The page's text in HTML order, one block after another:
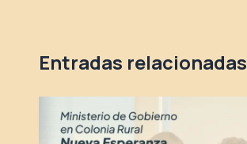
Entradas relacionadas